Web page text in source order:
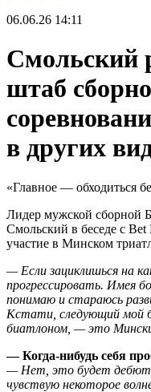
06.06.26 14:11
Смольский
штаб
в других
«Главное — обходиться
Лидер мужской сборной
Смольский в беседе с
участие в Минском
— Если зациклишься на
прогрессировать. Имея
понимаю и стараюсь
Кстати, следующий мой
биатлоном, — это
— Когда-нибудь себя
— Нет, это будет
чувствую некоторое